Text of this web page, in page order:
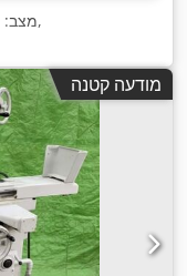
מצב:,
מודעה קטנה